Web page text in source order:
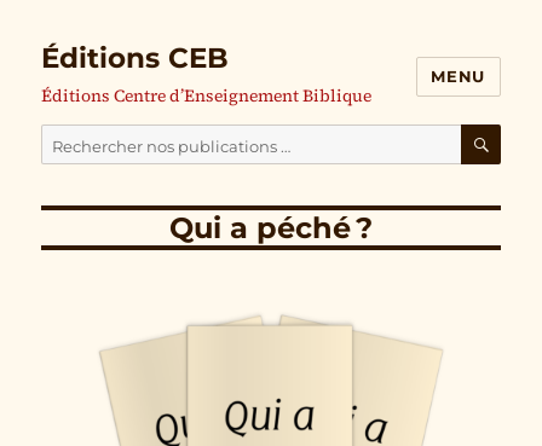
Éditions CEB
Éditions Centre d’Enseignement Biblique
MENU
Cherchez
publications
pour
Qui a péché ?